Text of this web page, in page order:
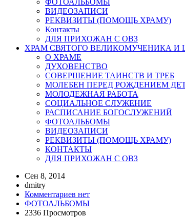
ФОТОАЛЬБОМЫ
ВИДЕОЗАПИСИ
РЕКВИЗИТЫ (ПОМОЩЬ ХРАМУ)
Контакты
ДЛЯ ПРИХОЖАН С ОВЗ
ХРАМ СВЯТОГО ВЕЛИКОМУЧЕНИКА И
О ХРАМЕ
ДУХОВЕНСТВО
СОВЕРШЕНИЕ ТАИНСТВ И ТРЕБ
МОЛЕБЕН ПЕРЕД РОЖДЕНИЕМ
МОЛОДЕЖНАЯ РАБОТА
СОЦИАЛЬНОЕ СЛУЖЕНИЕ
РАСПИСАНИЕ БОГОСЛУЖЕНИЙ
ФОТОАЛЬБОМЫ
ВИДЕОЗАПИСИ
РЕКВИЗИТЫ (ПОМОЩЬ ХРАМУ)
КОНТАКТЫ
ДЛЯ ПРИХОЖАН С ОВЗ
Сен 8, 2014
dmitry
Комментариев нет
ФОТОАЛЬБОМЫ
2336 Просмотров